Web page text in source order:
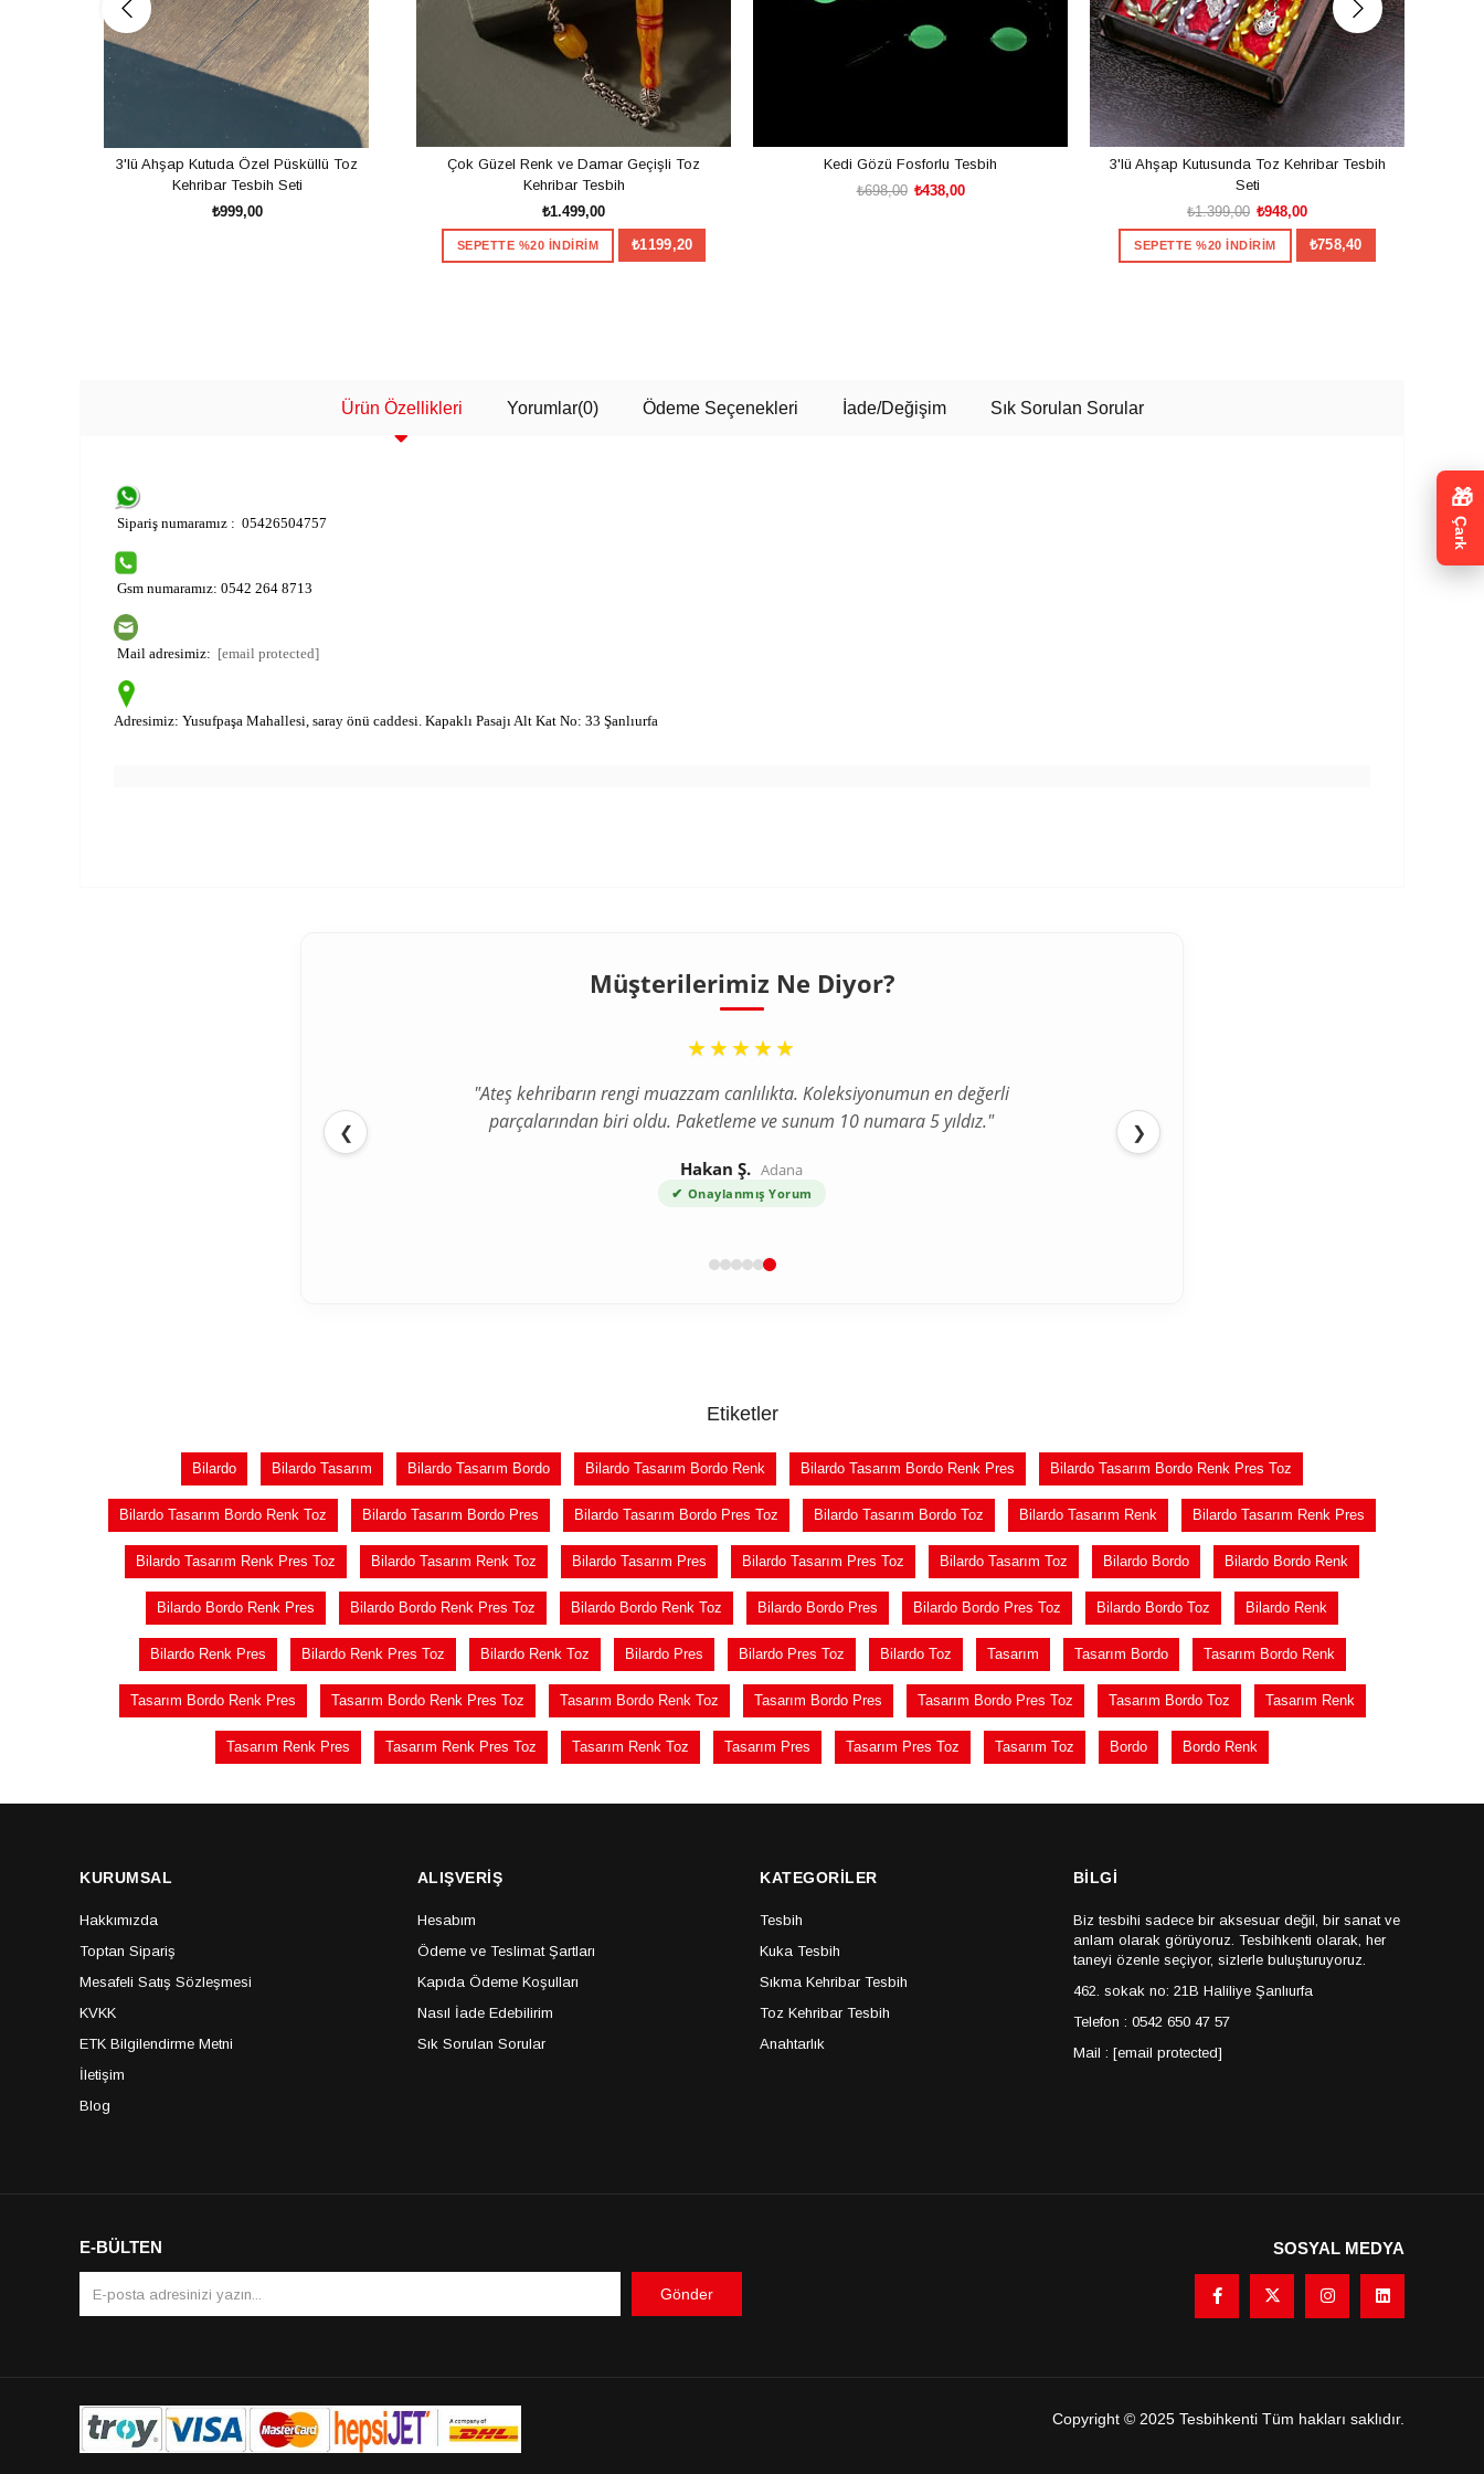
3'lü Ahşap Kutuda Özel Püsküllü Toz
Kehribar Tesbih Seti
₺999,00
Çok Güzel Renk ve Damar Geçişli Toz
Kehribar Tesbih
₺1.499,00
SEPETTE %20 İNDİRİM ₺1199,20
Kedi Gözü Fosforlu Tesbih
₺438,00
₺698,00
3'lü Ahşap Kutusunda Toz Kehribar Tesbih
Seti
₺948,00
₺1.399,00
SEPETTE %20 İNDİRİM ₺758,40
Ürün Özellikleri Yorumlar(0) Ödeme Seçenekleri İade/Değişim Sık Sorulan Sorular
Sipariş numaramız : 05426504757
Gsm numaramız: 0542 264 8713
Mail adresimiz: [email protected]
Adresimiz: Yusufpaşa Mahallesi, saray önü caddesi. Kapaklı Pasajı Alt Kat No: 33 Şanlıurfa
Müşterilerimiz Ne Diyor?
❮
“
★★★★★
"Ateş kehribarın rengi muazzam canlılıkta. Koleksiyonumun en değerli
parçalarından biri oldu. Paketleme ve sunum 10 numara 5 yıldız."
Hakan Ş. Adana
✔ Onaylanmış Yorum
❯
Etiketler
Bilardo Bilardo Tasarım Bilardo Tasarım Bordo Bilardo Tasarım Bordo Renk Bilardo Tasarım Bordo Renk Pres Bilardo Tasarım Bordo Renk Pres Toz
Bilardo Tasarım Bordo Renk Toz Bilardo Tasarım Bordo Pres Bilardo Tasarım Bordo Pres Toz Bilardo Tasarım Bordo Toz Bilardo Tasarım Renk Bilardo Tasarım Renk Pres
Bilardo Tasarım Renk Pres Toz Bilardo Tasarım Renk Toz Bilardo Tasarım Pres Bilardo Tasarım Pres Toz Bilardo Tasarım Toz Bilardo Bordo Bilardo Bordo Renk
Bilardo Bordo Renk Pres Bilardo Bordo Renk Pres Toz Bilardo Bordo Renk Toz Bilardo Bordo Pres Bilardo Bordo Pres Toz Bilardo Bordo Toz Bilardo Renk
Bilardo Renk Pres Bilardo Renk Pres Toz Bilardo Renk Toz Bilardo Pres Bilardo Pres Toz Bilardo Toz Tasarım Tasarım Bordo Tasarım Bordo Renk
Tasarım Bordo Renk Pres Tasarım Bordo Renk Pres Toz Tasarım Bordo Renk Toz Tasarım Bordo Pres Tasarım Bordo Pres Toz Tasarım Bordo Toz Tasarım Renk
Tasarım Renk Pres Tasarım Renk Pres Toz Tasarım Renk Toz Tasarım Pres Tasarım Pres Toz Tasarım Toz Bordo Bordo Renk
KURUMSAL
Hakkımızda
Toptan Sipariş
Mesafeli Satış Sözleşmesi
KVKK
ETK Bilgilendirme Metni
İletişim
Blog
ALIŞVERİŞ
Hesabım
Ödeme ve Teslimat Şartları
Kapıda Ödeme Koşulları
Nasıl İade Edebilirim
Sık Sorulan Sorular
KATEGORİLER
Tesbih
Kuka Tesbih
Sıkma Kehribar Tesbih
Toz Kehribar Tesbih
Anahtarlık
BİLGİ
Biz tesbihi sadece bir aksesuar değil, bir sanat ve
anlam olarak görüyoruz. Tesbihkenti olarak, her
taneyi özenle seçiyor, sizlerle buluşturuyoruz.
462. sokak no: 21B Haliliye Şanlıurfa
Telefon : 0542 650 47 57
Mail : [email protected]
E-BÜLTEN
Gönder
SOSYAL MEDYA
Copyright © 2025 Tesbihkenti Tüm hakları saklıdır.
×
100TL
Teşekkürler
Sınırlı sayıda kişiye özel kampanya. Kazanılan kodlar